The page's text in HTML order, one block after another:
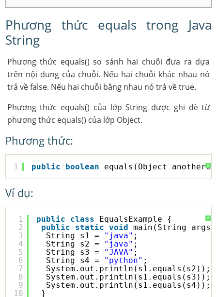
Phương thức equals trong Java
String
Phương thức equals() so sánh hai chuỗi đưa ra dựa
trên nội dung của chuỗi. Nếu hai chuỗi khác nhau nó
trả về false. Nếu hai chuỗi bằng nhau nó trả về true.
Phương thức equals() của lớp String được ghi đè từ
phương thức equals() của lớp Object.
Phương thức:
?
1 public boolean equals(Object
Ví dụ:
?
1
2
3
4
5
6
7
8
9
10
public class
EqualsExample {
public
static void
main(String
String s1 = "java" ;
String s2 = "java" ;
String s3 = "JAVA" ;
String s4 = "python" ;
System.out.println(s1.equals(s2));
System.out.println(s1.equals(s3));
System.out.println(s1.equals(s4));
}